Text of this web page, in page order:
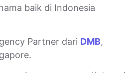
baik di Indonesia
Partner dari DMB,